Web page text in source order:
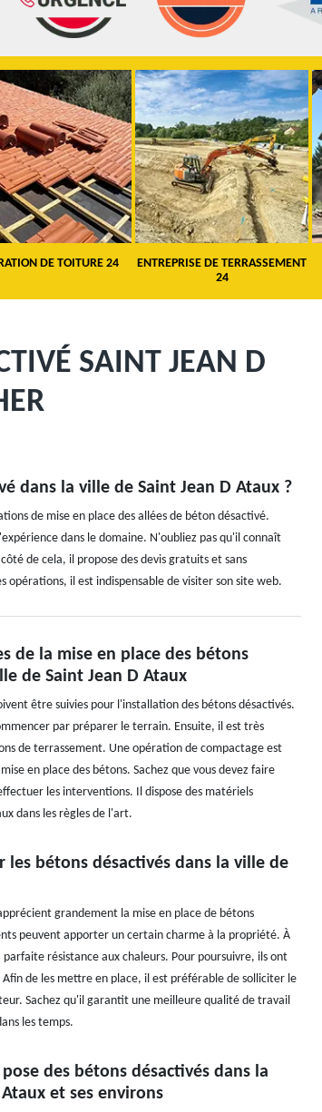
DE TOITURE 24
ENTREPRISE DE TERRASSEMENT
24
SAINT JEAN D
dans la ville de Saint Jean D Ataux ?
de mise en place des allées de béton désactivé.
dans le domaine. N'oubliez pas qu'il connaît
de cela, il propose des devis gratuits et sans
opérations, il est indispensable de visiter son site web.
de la mise en place des bétons
de Saint Jean D Ataux
être suivies pour l'installation des bétons désactivés.
par préparer le terrain. Ensuite, il est très
de terrassement. Une opération de compactage est
en place des bétons. Sachez que vous devez faire
les interventions. Il dispose des matériels
dans les règles de l'art.
les bétons désactivés dans la ville de
grandement la mise en place de bétons
peuvent apporter un certain charme à la propriété. À
résistance aux chaleurs. Pour poursuivre, ils ont
Afin de les mettre en place, il est préférable de solliciter le
Sachez qu'il garantit une meilleure qualité de travail
les temps.
des bétons désactivés dans la
et ses environs